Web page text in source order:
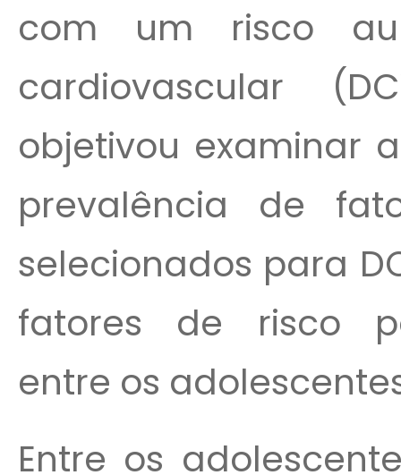
com um risco
cardiovascular
objetivou examinar
prevalência de
selecionados para
fatores de risco
entre os
Entre os